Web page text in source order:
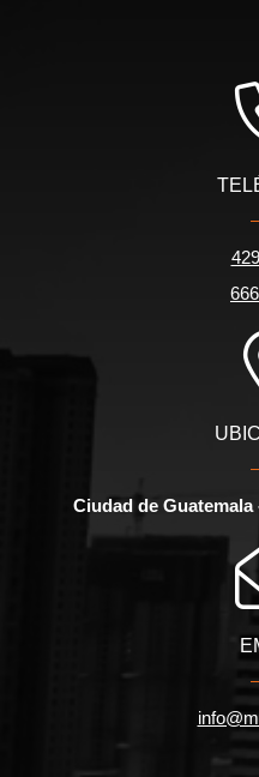
Ciudad de